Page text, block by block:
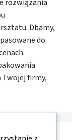
rozwiązania
Dbamy,
do
firmy,